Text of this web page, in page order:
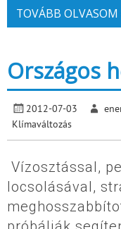
TOVÁBB OLVASOM
Országos
2012-07-03
Klímaváltozás
Vízosztással,
locsolásával,